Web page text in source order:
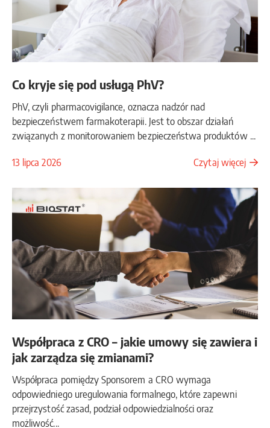
Co kryje się pod usługą PhV?
PhV, czyli pharmacovigilance, oznacza nadzór nad
bezpieczeństwem farmakoterapii. Jest to obszar działań
związanych z monitorowaniem bezpieczeństwa produktów ...
13 lipca 2026 Czytaj więcej
Współpraca z CRO – jakie umowy się zawiera i
jak zarządza się zmianami?
Współpraca pomiędzy Sponsorem a CRO wymaga
odpowiedniego uregulowania formalnego, które zapewni
przejrzystość zasad, podział odpowiedzialności oraz
możliwość...